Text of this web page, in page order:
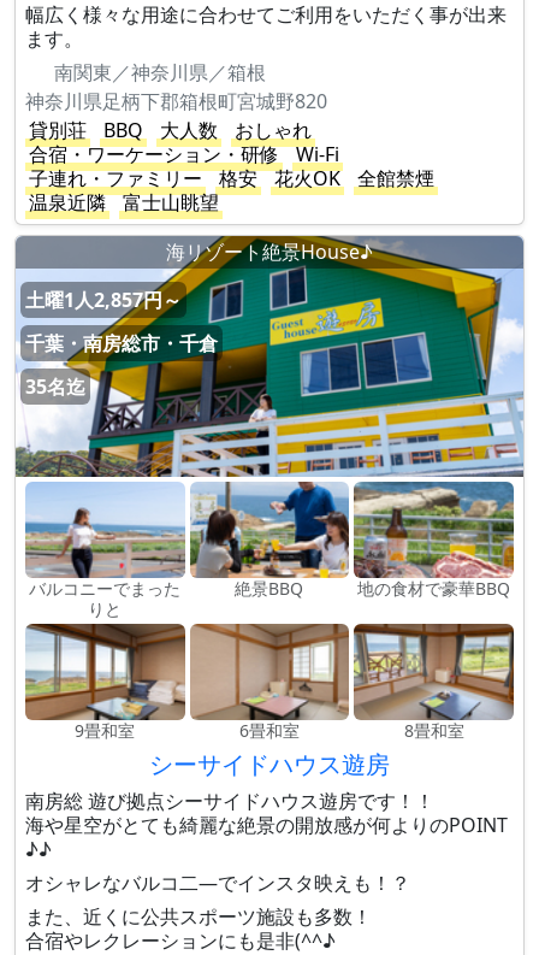
幅広く様々な用途に合わせてご利用をいただく事が出来
ます。
南関東／神奈川県／箱根
神奈川県足柄下郡箱根町宮城野820
貸別荘
BBQ 大人数
おしゃれ
合宿・ワーケーション・研修
Wi-Fi
子連れ・ファミリー
格安 花火OK
全館禁煙
温泉近隣
富士山眺望
海リゾート絶景House♪
土曜1人2,857円～
千葉・南房総市・千倉
35名迄
バルコニーでまった
りと
絶景BBQ 地の食材で豪華BBQ
9畳和室 6畳和室 8畳和室
シーサイドハウス遊房
南房総 遊び拠点シーサイドハウス遊房です！！
海や星空がとても綺麗な絶景の開放感が何よりのPOINT
♪♪
オシャレなバルコ二―でインスタ映えも！？
また、近くに公共スポーツ施設も多数！
合宿やレクレーションにも是非(^^♪